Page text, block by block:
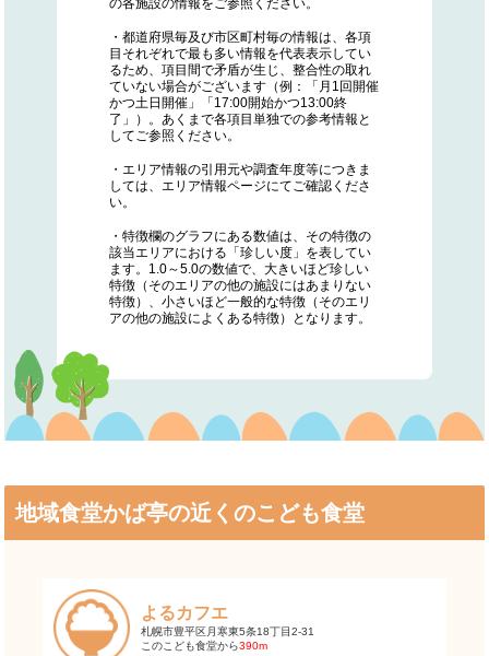
・都道府県毎及び市区町村毎の情報は、各項
目それぞれで最も多い情報を代表表示してい
るため、項目間で矛盾が生じ、整合性の取れ
ていない場合がございます（例：「月1回開催
かつ土日開催」「17:00開始かつ13:00終
了」）。あくまで各項目単独での参考情報と
してご参照ください。
・エリア情報の引用元や調査年度等につきま
しては、エリア情報ページにてご確認くださ
い。
・特徴欄のグラフにある数値は、その特徴の
該当エリアにおける「珍しい度」を表してい
ます。1.0～5.0の数値で、大きいほど珍しい
特徴（そのエリアの他の施設にはあまりない
特徴）、小さいほど一般的な特徴（そのエリ
アの他の施設によくある特徴）となります。
地域食堂かば亭の近くのこども食堂
よるカフエ
札幌市豊平区月寒東5条18丁目2-31
このこども食堂から390m